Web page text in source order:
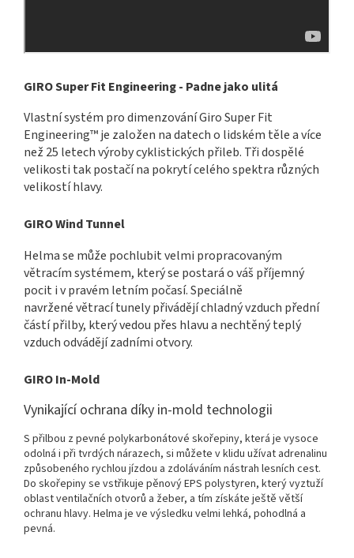
GIRO Super Fit Engineering - Padne jako ulitá
Vlastní systém pro dimenzování Giro Super Fit
Engineering™ je založen na datech o lidském těle a více
než 25 letech výroby cyklistických přileb. Tři dospělé
velikosti tak postačí na pokrytí celého spektra různých
velikostí hlavy.
GIRO Wind Tunnel
Helma se může pochlubit velmi propracovaným
větracím systémem, který se postará o váš příjemný
pocit i v pravém letním počasí. Speciálně
navržené větrací tunely přivádějí chladný vzduch přední
částí přilby, který vedou přes hlavu a nechtěný teplý
vzduch odvádějí zadními otvory.
GIRO In-Mold
Vynikající ochrana díky in-mold technologii
S přilbou z pevné polykarbonátové skořepiny, která je vysoce
odolná i při tvrdých nárazech, si můžete v klidu užívat adrenalinu
způsobeného rychlou jízdou a zdoláváním nástrah lesních cest.
Do skořepiny se vstřikuje pěnový EPS polystyren, který vyztuží
oblast ventilačních otvorů a žeber, a tím získáte ještě větší
ochranu hlavy. Helma je ve výsledku velmi lehká, pohodlná a
pevná.